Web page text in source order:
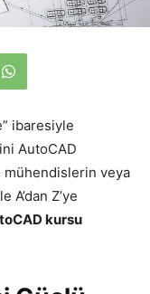
ibaresiyle
AutoCAD
mühendislerin veya
A’dan Z’ye
kursu